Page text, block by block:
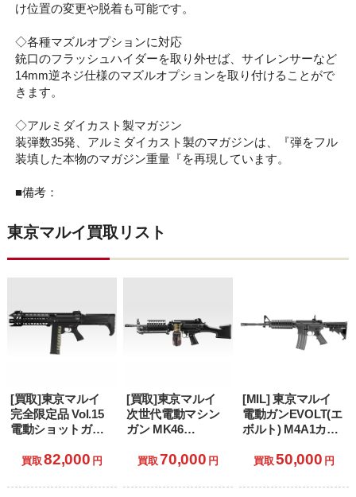
け位置の変更や脱着も可能です。
◇各種マズルオプションに対応
銃口のフラッシュハイダーを取り外せば、サイレンサーなど
14mm逆ネジ仕様のマズルオプションを取り付けることがで
きます。
◇アルミダイカスト製マガジン
装弾数35発、アルミダイカスト製のマガジンは、『弾をフル
装填した本物のマガジン重量『を再現しています。
■備考：
東京マルイ買取リスト
[買取]東京マルイ
完全限定品 Vol.15
電動ショットガン
〈アルバート.W.モ
上専用)
買取 82,000 円
[買取]東京マルイ
次世代電動マシン
ガン MK46
ッド0) (18歳以上専
買取 70,000 円
[MIL] 東京マルイ
電動ガンEVOLT(エ
ボルト) M4A1カー
上専用)
買取 50,000 円